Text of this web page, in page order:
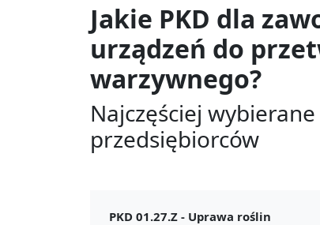
Jakie PKD dla
urządzeń do
warzywnego?
Najczęściej
przedsiębiorców
PKD 01.27.Z - Uprawa roślin